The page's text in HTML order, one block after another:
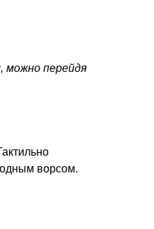
можно перейдя
ворсом.